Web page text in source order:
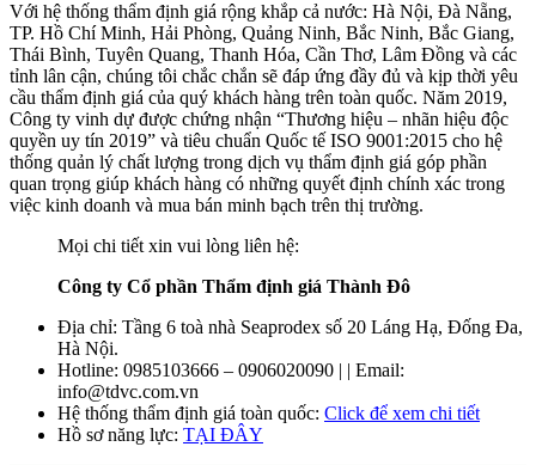
Với hệ thống thẩm định giá rộng khắp cả nước: Hà Nội, Đà Nẵng,
TP. Hồ Chí Minh, Hải Phòng, Quảng Ninh, Bắc Ninh, Bắc Giang,
Thái Bình, Tuyên Quang, Thanh Hóa, Cần Thơ, Lâm Đồng và các
tỉnh lân cận, chúng tôi chắc chắn sẽ đáp ứng đầy đủ và kịp thời yêu
cầu thẩm định giá của quý khách hàng trên toàn quốc. Năm 2019,
Công ty vinh dự được chứng nhận “Thương hiệu – nhãn hiệu độc
quyền uy tín 2019” và tiêu chuẩn Quốc tế ISO 9001:2015 cho hệ
thống quản lý chất lượng trong dịch vụ thẩm định giá góp phần
quan trọng giúp khách hàng có những quyết định chính xác trong
việc kinh doanh và mua bán minh bạch trên thị trường.
Mọi chi tiết xin vui lòng liên hệ:
Công ty Cổ phần Thẩm định giá Thành Đô
Địa chỉ: Tầng 6 toà nhà Seaprodex số 20 Láng Hạ, Đống Đa,
Hà Nội.
Hotline: 0985103666 – 0906020090 | | Email:
info@tdvc.com.vn
Hệ thống thẩm định giá toàn quốc: Click để xem chi tiết
Hồ sơ năng lực: TẠI ĐÂY